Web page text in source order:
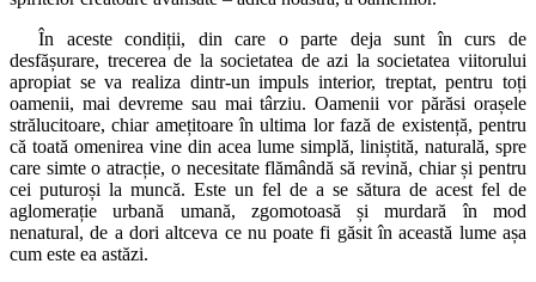
În aceste condiții, din care o parte deja sunt în curs de
desfășurare, trecerea de la societatea de azi la societatea viitorului
apropiat se va realiza dintr-un impuls interior, treptat, pentru toți
oamenii, mai devreme sau mai târziu. Oamenii vor părăsi orașele
strălucitoare, chiar amețitoare în ultima lor fază de existență, pentru
că toată omenirea vine din acea lume simplă, liniștită, naturală, spre
care simte o atracție, o necesitate flămândă să revină, chiar și pentru
cei puturoși la muncă. Este un fel de a se sătura de acest fel de
aglomerație urbană umană, zgomotoasă și murdară în mod
nenatural, de a dori altceva ce nu poate fi găsit în această lume așa
cum este ea astăzi.